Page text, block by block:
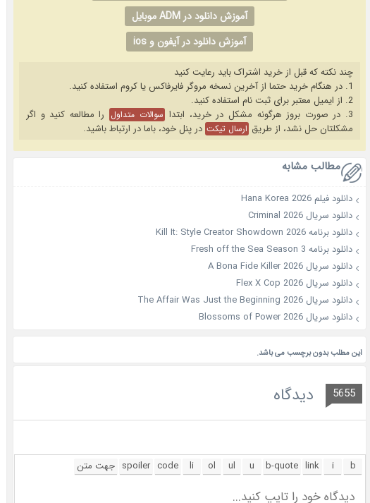
آموزش دانلود در ADM موبایل
آموزش دانلود در آیفون و ios
چند نکته که قبل از خرید اشتراک باید رعایت کنید
1. در هنگام خرید حتما از آخرین نسخه مروگر فایرفاکس یا کروم استفاده کنید.
2. از ایمیل معتبر برای ثبت نام استفاده کنید.
3. در صورت بروز هرگونه مشکل در خرید، ابتدا
سوالات متداول را مطالعه کنید و اگر
مشکلتان حل نشد، از طریق ارسال تیکت در پنل خود، باما در ارتباط باشید.
مطالب مشابه
دانلود فیلم Hana Korea 2026
دانلود سریال Criminal 2026
دانلود برنامه Kill It: Style Creator Showdown 2026
دانلود برنامه Fresh off the Sea Season 3
دانلود سریال A Bona Fide Killer 2026
دانلود سریال Flex X Cop 2026
دانلود سریال The Affair Was Just the Beginning 2026
دانلود سریال Blossoms of Power 2026
این مطلب بدون برچسب می باشد.
5655 دیدگاه